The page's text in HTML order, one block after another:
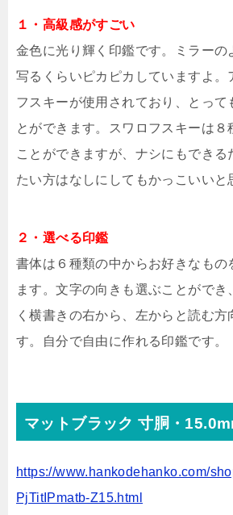
１・高級感がすごい
金色に光り輝く印鑑です。ミラーの
写るくらいピカピカしていますよ。
フスキーが使用されており、とって
とができます。スワロフスキーは８
ことができますが、ナシにもできる
たい方はなしにしてもかっこいいと
２・選べる印鑑
書体は６種類の中からお好きなもの
ます。文字の向きも選ぶことができ
く横書きの右から、左からと読む方
す。自分で自由に作れる印鑑です。
マットブラック 寸胴・
https://www.hankodehanko.com/
PjTitIPmatb-Z15.html